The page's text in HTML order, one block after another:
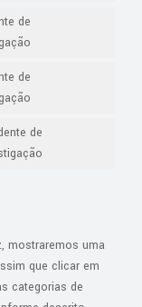
de
de
de
mostraremos uma
que clicar em
categorias de